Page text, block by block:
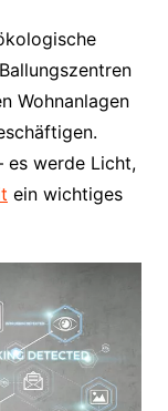
Wohnanlagen
es werde Licht,
ein wichtiges